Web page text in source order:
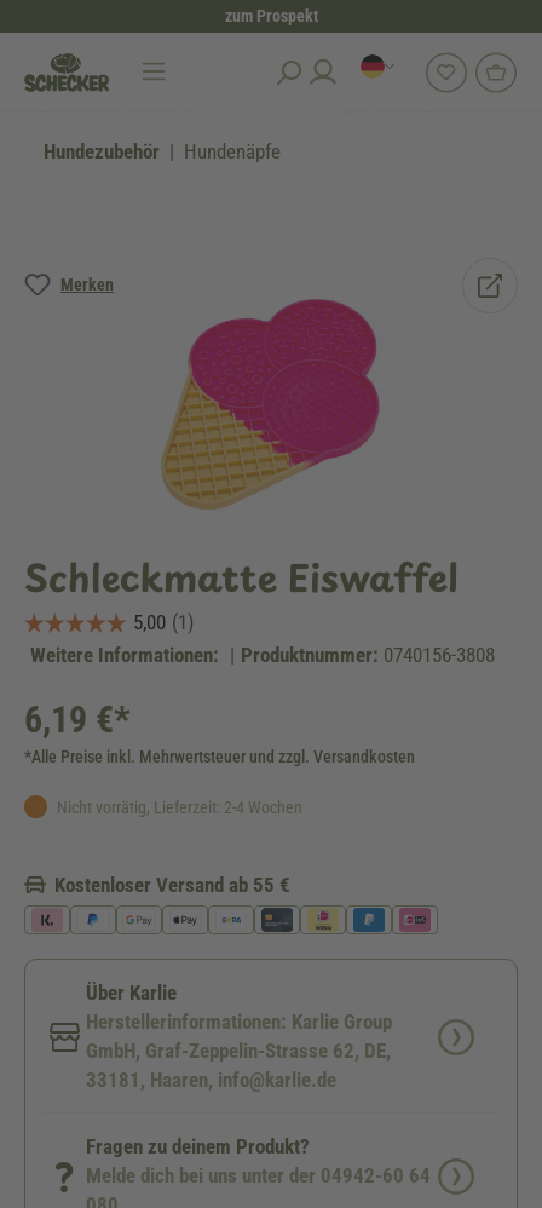
zum Prospekt
Hundezubehör Hundenäpfe
Merken
Bildergalerie überspringen
Schleckmatte Eiswaffel
Weitere Informationen: | Produktnummer: 0740156-3808
6,19 €*
*Alle Preise inkl. Mehrwertsteuer und zzgl. Versandkosten
Nicht vorrätig, Lieferzeit: 2-4 Wochen
Kostenloser Versand ab 55 €
Über Karlie
Herstellerinformationen: Karlie Group
GmbH, Graf-Zeppelin-Strasse 62, DE,
33181, Haaren, info@karlie.de
Fragen zu deinem Produkt?
Melde dich bei uns unter der 04942-60 64